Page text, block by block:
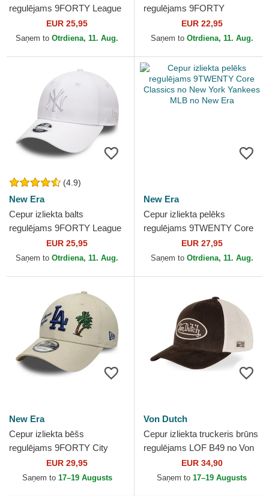
regulējams 9FORTY League
Essential no New York
Yankees MLB no New Era
EUR 25,95
Saņem to Otrdiena, 11. Aug.
regulējams 9FORTY
Flawless no New York
Yankees MLB no New Era
EUR 22,95
Saņem to Otrdiena, 11. Aug.
(4.9)
New Era
Cepur izliekta balts
regulējams 9FORTY League
Essential no New York
Yankees MLB no New Era
EUR 25,95
Saņem to Otrdiena, 11. Aug.
New Era
Cepur izliekta pelēks
regulējams 9TWENTY Core
Classics no New York
Yankees MLB no New Era
EUR 27,95
Saņem to Otrdiena, 11. Aug.
New Era
Cepur izliekta bēšs
regulējams 9FORTY City
Icon no Los Angeles Dodgers
MLB no New Era
EUR 29,95
Saņem to 17–19 Augusts
Von Dutch
Cepur izliekta truckeris brūns
regulējams LOF B49 no Von
EUR 34,90
Saņem to 17–19 Augusts